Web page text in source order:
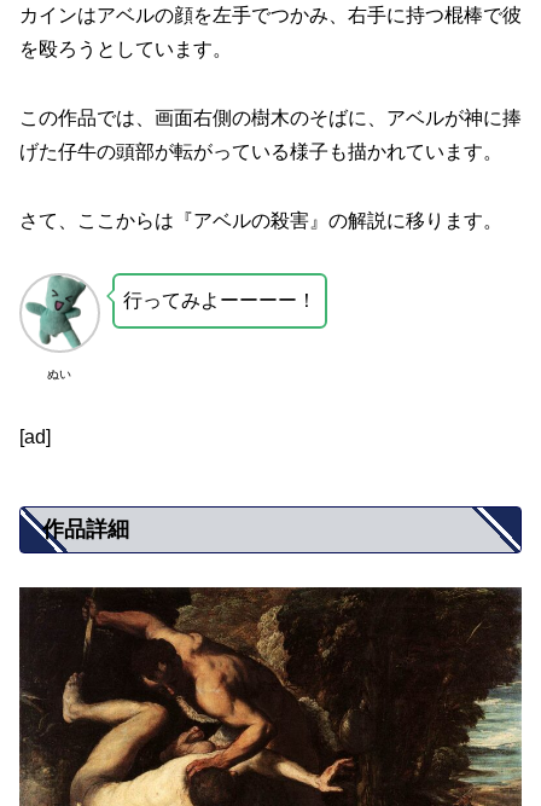
カインはアベルの顔を左手でつかみ、右手に持つ棍棒で彼
を殴ろうとしています。
この作品では、画面右側の樹木のそばに、アベルが神に捧
げた仔牛の頭部が転がっている様子も描かれています。
さて、ここからは『アベルの殺害』の解説に移ります。
ぬい
行ってみよーーーー！
[ad]
作品詳細